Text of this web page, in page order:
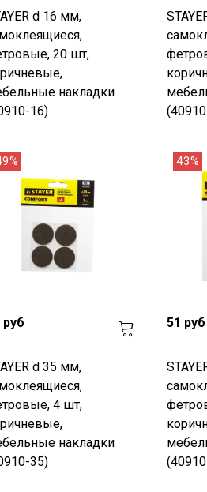
d 16 мм,
20 шт,
накладки
16)
руб
d 35 мм,
4 шт,
накладки
35)
43%
51 руб